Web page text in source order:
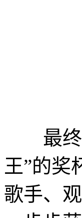
最终
王”的奖
歌手、